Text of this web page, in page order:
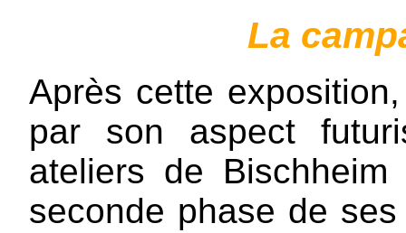
La
Après cette
par son aspect
ateliers de
seconde phase de